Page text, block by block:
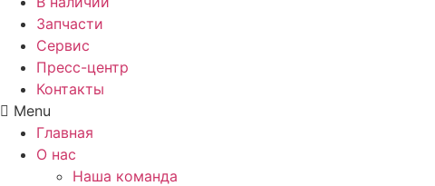
Запчасти
Сервис
Пресс-центр
Контакты
Menu
Главная
О нас
Наша команда